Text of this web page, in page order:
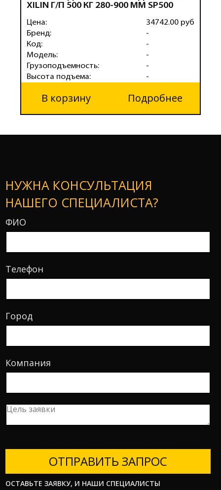
XILIN Г/П 500 КГ 280-900 ММ SP500
Цена:
Бренд:
Код:
Модель:
Грузоподъемность:
Высота подъема:
34742.00 руб
-
-
-
-
-
В корзину Подробнее
НУЖНА КОНСУЛЬТАЦИЯ
НАШЕГО СПЕЦИАЛИСТА?
ФИО
Телефон
Город
Компания
ОТПРАВИТЬ ЗАПРОС
ОСТАВЬТЕ ЗАЯВКУ, И НАШИ СПЕЦИАЛИСТЫ